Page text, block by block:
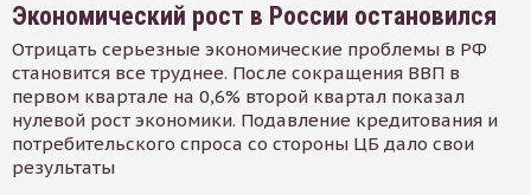
Экономический рост в России остановился
Отрицать серьезные экономические проблемы в РФ
становится все труднее. После сокращения ВВП в
первом квартале на 0,6% второй квартал показал
нулевой рост экономики. Подавление кредитования и
потребительского спроса со стороны ЦБ дало свои
результаты